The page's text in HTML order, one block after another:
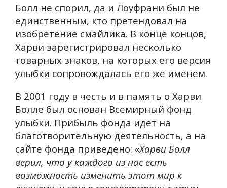
Болл не спорил, да и Лоуфрани был не
единственным, кто претендовал на
изобретение смайлика. В конце концов,
Харви зарегистрировал несколько
товарных знаков, на которых его версия
улыбки сопровождалась его же именем.
В 2001 году в честь и в память о Харви
Болле был основан Всемирный фонд
улыбки. Прибыль фонда идет на
благотворительную деятельность, а на
сайте фонда приведено: «Харви Болл
верил, что у каждого из нас есть
возможность изменить этот мир к